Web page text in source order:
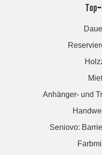
Anhänger- und
Seniovo: